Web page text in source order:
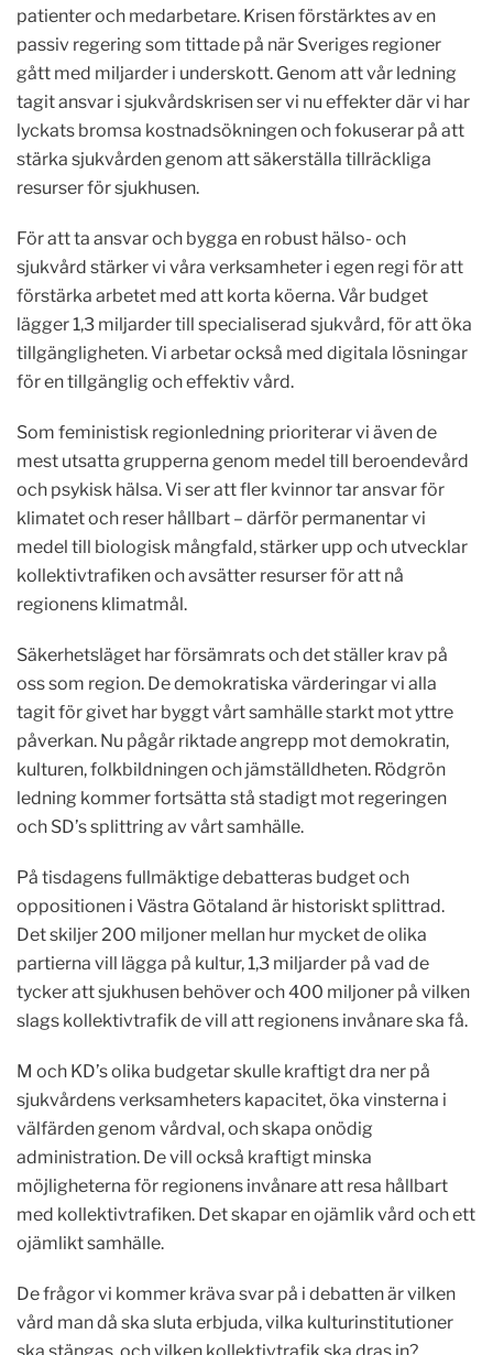
patienter och medarbetare. Krisen förstärktes av en
passiv regering som tittade på när Sveriges regioner
gått med miljarder i underskott. Genom att vår ledning
tagit ansvar i sjukvårdskrisen ser vi nu effekter där vi har
lyckats bromsa kostnadsökningen och fokuserar på att
stärka sjukvården genom att säkerställa tillräckliga
resurser för sjukhusen.
För att ta ansvar och bygga en robust hälso- och
sjukvård stärker vi våra verksamheter i egen regi för att
förstärka arbetet med att korta köerna.Vår budget
lägger 1,3 miljarder till specialiserad sjukvård, för att öka
tillgängligheten.Vi arbetar också med digitala lösningar
för en tillgänglig och effektiv vård.
Som feministisk regionledning prioriterar vi även de
mest utsatta grupperna genom medel till beroendevård
och psykisk hälsa. Vi ser att fler kvinnor tar ansvar för
klimatet och reser hållbart – därför permanentar vi
medel till biologisk mångfald, stärker upp och utvecklar
kollektivtrafiken och avsätter resurser för att nå
regionens klimatmål.
Säkerhetsläget har försämrats och det ställer krav på
oss som region. De demokratiska värderingar vi alla
tagit för givet har byggt vårt samhälle starkt mot yttre
påverkan. Nu pågår riktade angrepp mot demokratin,
kulturen, folkbildningen och jämställdheten. Rödgrön
ledning kommer fortsätta stå stadigt mot regeringen
och SD’s splittring av vårt samhälle.
På tisdagens fullmäktige debatteras budget och
oppositionen i Västra Götaland är historiskt splittrad.
Det skiljer 200 miljoner mellan hur mycket de olika
partierna vill lägga på kultur, 1,3 miljarder på vad de
tycker att sjukhusen behöver och 400 miljoner på vilken
slags kollektivtrafik de vill att regionens invånare ska få.
M och KD’s olika budgetar skulle kraftigt dra ner på
sjukvårdens verksamheters kapacitet, öka vinsterna i
välfärden genom vårdval, och skapa onödig
administration. De vill också kraftigt minska
möjligheterna för regionens invånare att resa hållbart
med kollektivtrafiken. Det skapar en ojämlik vård och ett
ojämlikt samhälle.
De frågor vi kommer kräva svar på i debatten är vilken
vård man då ska sluta erbjuda, vilka kulturinstitutioner